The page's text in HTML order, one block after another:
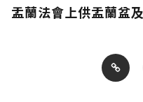
盂蘭法會上供盂蘭盆